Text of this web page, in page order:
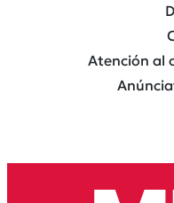
Atención al